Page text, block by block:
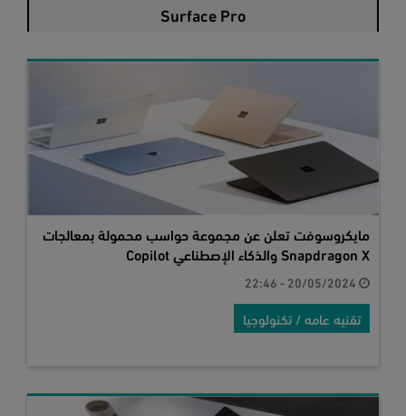
Surface Pro
مايكروسوفت تعلن عن مجموعة حواسب محمولة بمعالجات
Snapdragon X والذكاء الإصطناعي Copilot
تقنيه عامه / تكنولوجيا